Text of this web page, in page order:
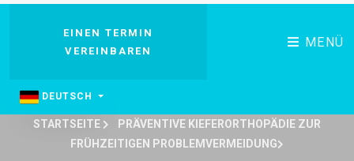
EINEN TERMIN
VEREINBAREN
MENÜ
DEUTSCH
STARTSEITE
PRÄVENTIVE KIEFERORTHOPÄDIE ZUR
FRÜHZEITIGEN PROBLEMVERMEIDUNG